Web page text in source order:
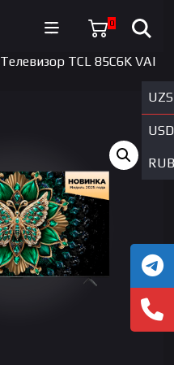
0
UZS
USD
RUB
Телевизор TCL 85C6K VA|